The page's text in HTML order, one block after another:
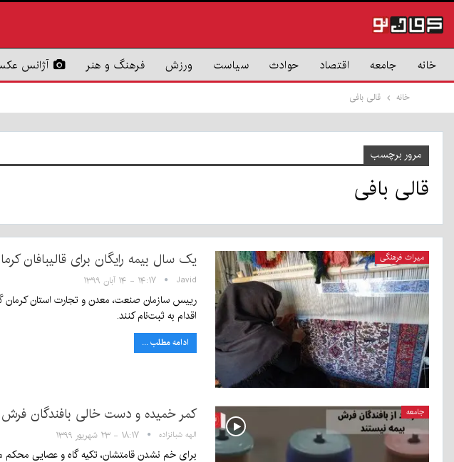
خانه جامعه اقتصاد حوادث سیاست ورزش فرهنگ و هنر آژانس
خانه قالی بافی
مرور برچسب
قالی بافی
میراث فرهنگی یک سال بیمه رایگان برای قالیبافان
Javid ۱۴:۱۷ - ۱۴ آبان ۱۳۹۹
اقدام به ثبت‌نام کنند.
ادامه مطلب ...
جامعه کمر خمیده و دست خالی بافندگان فرش | ۸۰ درصد از بافندگان فرش بیمه
الهه شبانزاده ۱۸:۱۷ - ۲۳ شهریور ۱۳۹۹
برای خم نشدن قامتشان، تکیه گاه و عصایی محکم